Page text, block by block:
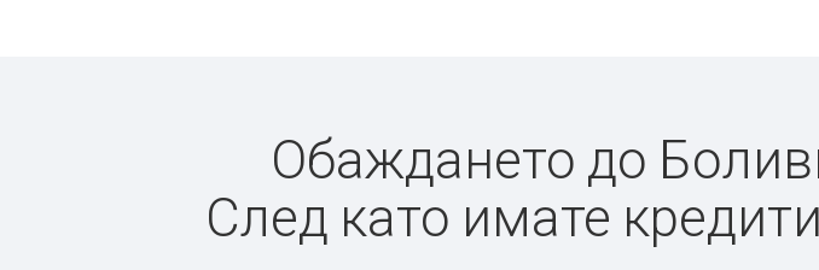
Обаждането до
След като имате